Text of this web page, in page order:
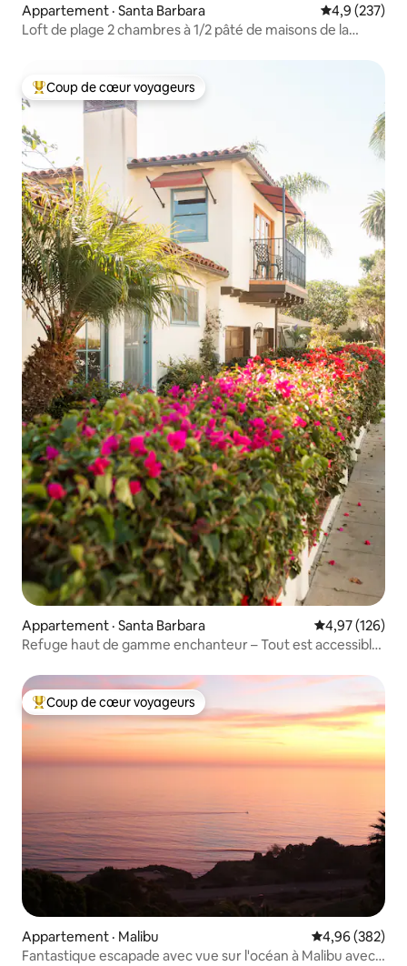
Appartement · Santa Barbara Note
4,9 (237)
Loft de plage 2 chambres à 1/2 pâté de maisons de la
Coup de cœur voyageurs parmi les plus aimés
Coup de cœur voyageurs
Appartement · Santa Barbara Note
4,97 (126)
Refuge haut de gamme enchanteur – Tout est accessible
Coup de cœur voyageurs parmi les plus aimés
Coup de cœur voyageurs
Appartement · Malibu Note
4,96 (382)
Fantastique escapade avec vue sur l'océan à Malibu avec